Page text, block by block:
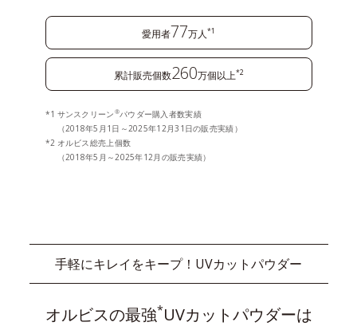
愛用者77万人*1
累計販売個数260万個以上*2
サンスクリーン ®パウダー購入者数実績
（2018年5月1日～2025年12月31日の販売実績）
オルビス総売上個数
（2018年5月～2025年12月の販売実績）
手軽にキレイをキープ！UVカットパウダー
オルビスの最強*UVカットパウダーは